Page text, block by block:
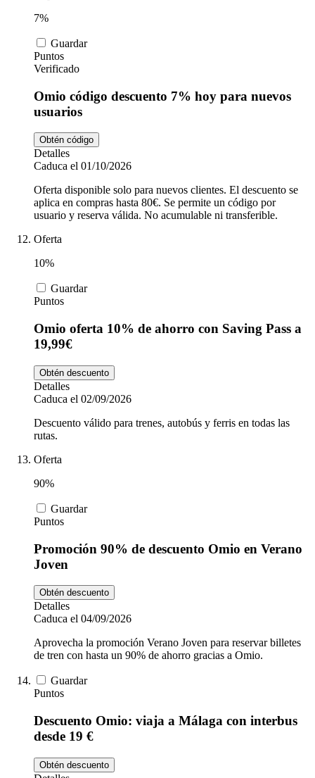
7%
Guardar
Puntos
Verificado
Omio código descuento 7% hoy para nuevos
usuarios
Obtén código
Detalles
Caduca el 01/10/2026
Oferta disponible solo para nuevos clientes. El descuento se
aplica en compras hasta 80€. Se permite un código por
usuario y reserva válida. No acumulable ni transferible.
Oferta
10%
Guardar
Puntos
Omio oferta 10% de ahorro con Saving Pass a
19,99€
Obtén descuento
Detalles
Caduca el 02/09/2026
Descuento válido para trenes, autobús y ferris en todas las
rutas.
Oferta
90%
Guardar
Puntos
Promoción 90% de descuento Omio en Verano
Joven
Obtén descuento
Detalles
Caduca el 04/09/2026
Aprovecha la promoción Verano Joven para reservar billetes
de tren con hasta un 90% de ahorro gracias a Omio.
Guardar
Puntos
Descuento Omio: viaja a Málaga con interbus
desde 19 €
Obtén descuento